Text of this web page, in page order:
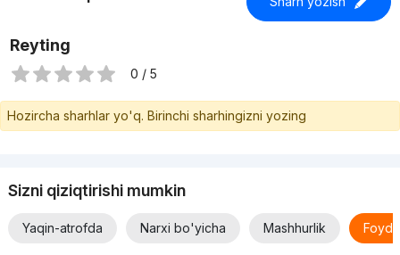
Reyting
0 / 5
Hozircha sharhlar yo'q. Birinchi sharhingizni yozing
Sizni qiziqtirishi mumkin
Yaqin-atrofda Narxi bo'yicha Mashhurlik